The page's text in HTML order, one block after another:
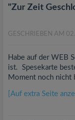
"Zur Zeit
GESCHRIEBEN AM
Habe auf der WEB
ist. Spesekarte
Moment noch nicht
[Auf extra Seite